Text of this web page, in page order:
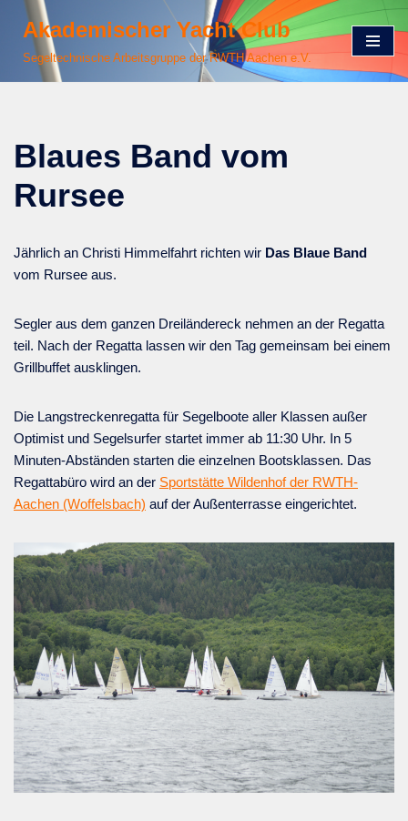
Zum
Inhalt
Akademischer Yacht Club
Segeltechnische Arbeitsgruppe der RWTH Aachen e.V.
Blaues Band vom
Rursee
Jährlich an Christi Himmelfahrt richten wir Das Blaue Band
vom Rursee aus.
Segler aus dem ganzen Dreiländereck nehmen an der Regatta
teil. Nach der Regatta lassen wir den Tag gemeinsam bei einem
Grillbuffet ausklingen.
Die Langstreckenregatta für Segelboote aller Klassen außer
Optimist und Segelsurfer startet immer ab 11:30 Uhr. In 5
Minuten-Abständen starten die einzelnen Bootsklassen. Das
Regattabüro wird an der Sportstätte Wildenhof der RWTH-
Aachen (Woffelsbach) auf der Außenterrasse eingerichtet.